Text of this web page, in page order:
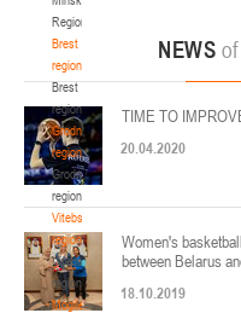
Region
Brest
region
Brest
region
Grodno
region
Grodno
region
Vitebsk
region
Vitebsk
region
Mogilev
ул. Ленинградская, 4
Финал четырех – юноши 2014-2015
Минск, ул. Стадионная, 3
V тур – девушки 2014-2015 гг.р.,
ул. Б.Хмельницкого, 118а
NEWS
TIME TO
20.04.2020
Women's
between Belarus
18.10.2019